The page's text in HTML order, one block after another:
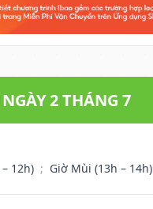
2 THÁNG 7
12h) ; Giờ Mùi (13h – 14h)